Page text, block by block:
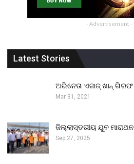
- Advertisement -
Latest Stories
ଅଭିନେତା ଏଜାଜ୍ ଖାନ୍ ଗିରଫ
Mar 31, 2021
ଜିଲ୍ଲାସ୍ତରୀୟ ଯୁବ ମାରାଥନ
Sep 27, 2025